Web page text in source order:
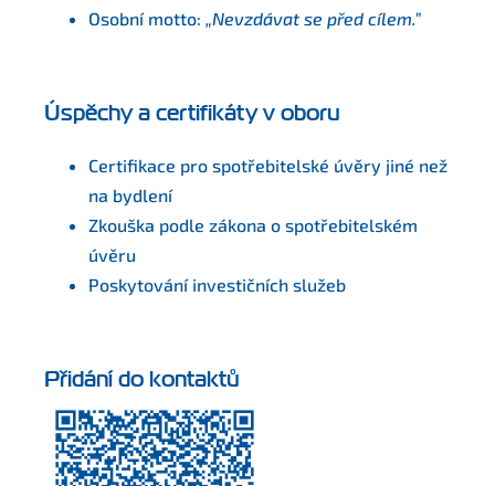
Osobní motto: „Nevzdávat se před cílem.”
Úspěchy a certifikáty v oboru
Certifikace pro spotřebitelské úvěry jiné než
na bydlení
Zkouška podle zákona o spotřebitelském
úvěru
Poskytování investičních služeb
Přidání do kontaktů